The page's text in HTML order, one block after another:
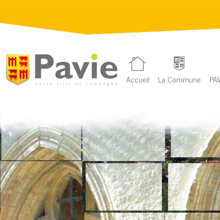
Accueil La Commune